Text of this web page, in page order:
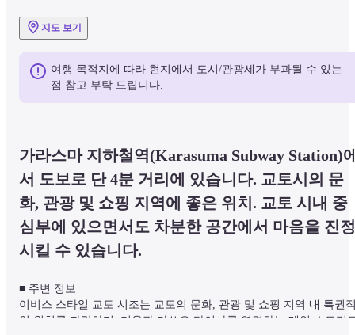
지도 보기
여행 목적지에 따라 현지에서 도시/관광세가 부과될 수 있는
점 참고 부탁 드립니다.
가라스마 지하철역(Karasuma Subway Station)
서 도보로 단 4분 거리에 있습니다. 교토시의 문
화, 관광 및 쇼핑 지역에 좋은 위치. 교토 시내 중
심부에 있으면서도 차분한 공간에서 마음을 진정
시킬 수 있습니다.
■ 주변 정보
이비스 스타일 교토 시조는 교토의 문화, 관광 및 쇼핑 지역 내 특권
인 위치를 자랑하며, 기온과 마쓰오 타이샤를 연결하는 메인 스트리